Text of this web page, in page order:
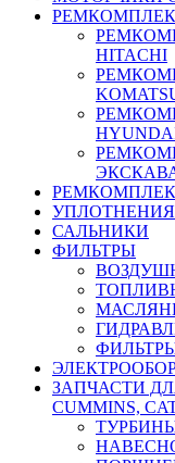
HITACHI
САЛЬНИКИ
ФИЛЬТРЫ
ЗАПЧАСТИ
CUMMINS,